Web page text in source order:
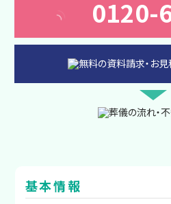
0120-
基本情報